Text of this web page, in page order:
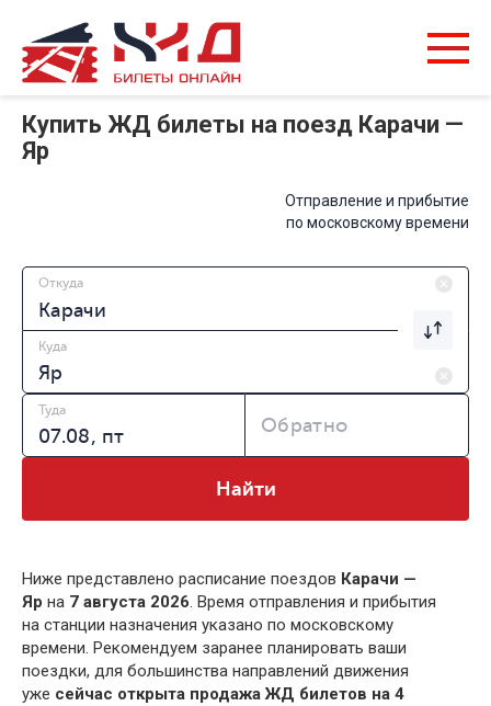
Купить ЖД билеты на поезд Карачи —
Яр
Отправление и прибытие
по московскому времени
Откуда
Куда
Туда
Обратно
Найти
Ниже представлено расписание поездов Карачи —
Яр на 7 августа 2026. Время отправления и прибытия
на станции назначения указано по московскому
времени. Рекомендуем заранее планировать ваши
поездки, для большинства направлений движения
уже сейчас открыта продажа ЖД билетов на 4